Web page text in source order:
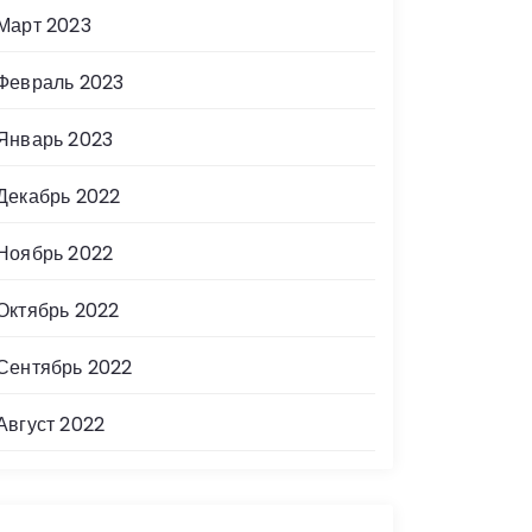
2023
2023
2023
2022
2022
2022
2022
2022